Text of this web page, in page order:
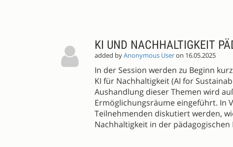
KI UND NACHHALTIGKEIT
added byAnonymous Useron 16.05.2025
In der Session werden zu Beginn
KI für Nachhaltigkeit (AI for
Aushandlung dieser Themen wird
Ermöglichungsräume eingeführt. In
Teilnehmenden diskutiert werden,
Nachhaltigkeit in der